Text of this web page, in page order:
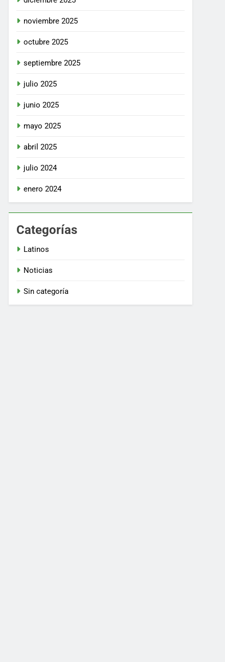
noviembre 2025
octubre 2025
septiembre 2025
julio 2025
junio 2025
mayo 2025
abril 2025
julio 2024
enero 2024
Categorías
Latinos
Noticias
Sin categoría